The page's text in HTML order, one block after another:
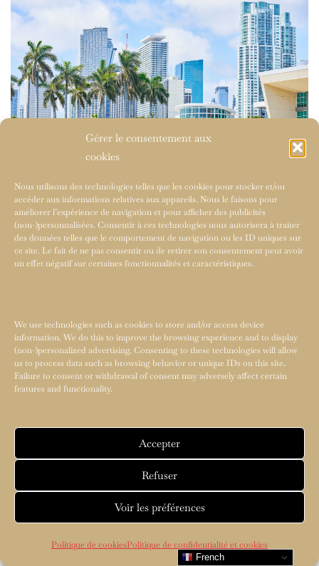
Gérer le consentement aux
cookies
Nous utilisons des technologies telles que les cookies pour stocker et/ou
accéder aux informations relatives aux appareils. Nous le faisons pour
améliorer l’expérience de navigation et pour afficher des publicités
(non-)personnalisées. Consentir à ces technologies nous autorisera à traiter
des données telles que le comportement de navigation ou les ID uniques sur
ce site. Le fait de ne pas consentir ou de retirer son consentement peut avoir
un effet négatif sur certaines fonctionnalités et caractéristiques.
We use technologies such as cookies to store and/or access device
information. We do this to improve the browsing experience and to display
(non-)personalized advertising. Consenting to these technologies will allow
us to process data such as browsing behavior or unique IDs on this site.
Failure to consent or withdrawal of consent may adversely affect certain
features and functionality.
Accepter
Refuser
Voir les préférences
Politique de cookiesPolitique de confidentialité et cookies
French